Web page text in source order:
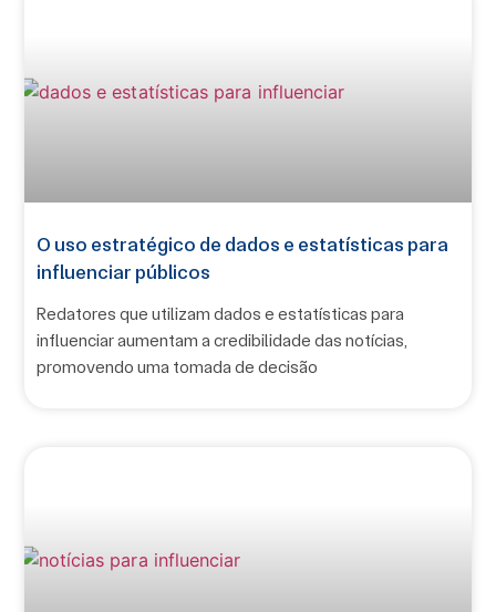
O uso estratégico de dados e estatísticas para
influenciar públicos
Redatores que utilizam dados e estatísticas para
influenciar aumentam a credibilidade das notícias,
promovendo uma tomada de decisão